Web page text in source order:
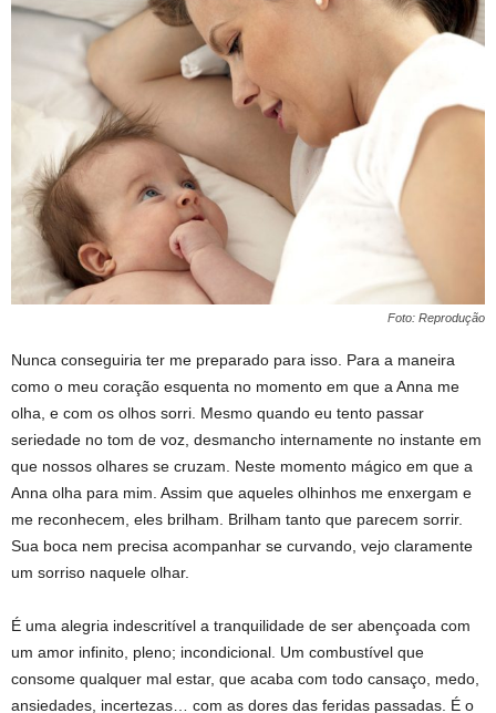
Foto: Reprodução
Nunca conseguiria ter me preparado para isso. Para a maneira
como o meu coração esquenta no momento em que a Anna me
olha, e com os olhos sorri. Mesmo quando eu tento passar
seriedade no tom de voz, desmancho internamente no instante em
que nossos olhares se cruzam. Neste momento mágico em que a
Anna olha para mim. Assim que aqueles olhinhos me enxergam e
me reconhecem, eles brilham. Brilham tanto que parecem sorrir.
Sua boca nem precisa acompanhar se curvando, vejo claramente
um sorriso naquele olhar.
É uma alegria indescritível a tranquilidade de ser abençoada com
um amor infinito, pleno; incondicional. Um combustível que
consome qualquer mal estar, que acaba com todo cansaço, medo,
ansiedades, incertezas… com as dores das feridas passadas. É o